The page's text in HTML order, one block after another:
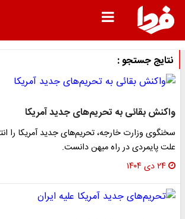
نتایج جستجو :
واکنش بقائی به تحریم‌های جدید آمریکا
سخنگوی وزارت خارجه، تحریم‌های جدید آمریکا را
علت پایمردی در راه میهن دانست.
۲۴ دی ۱۴۰۴